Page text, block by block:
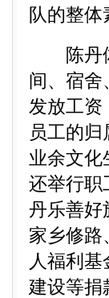
队的整体
陈丹体
间、宿舍
发放工资
员工的
业余文化
还举行职
丹乐善好
家乡修路
人福利
建设等捐